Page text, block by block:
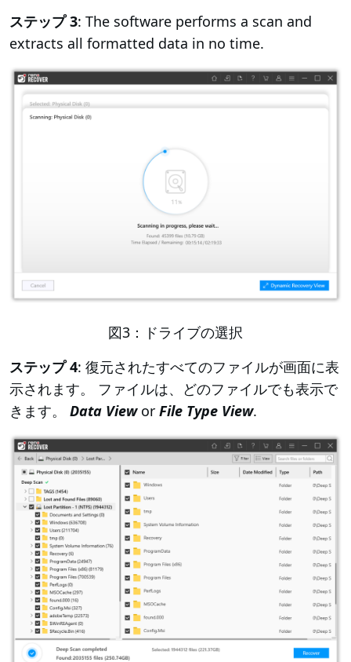
ステップ 3: The software performs a scan and
extracts all formatted data in no time.
図3：ドライブの選択
ステップ 4: 復元されたすべてのファイルが画面に表
示されます。 ファイルは、どのファイルでも表示で
きます。 Data Viewor File Type View.